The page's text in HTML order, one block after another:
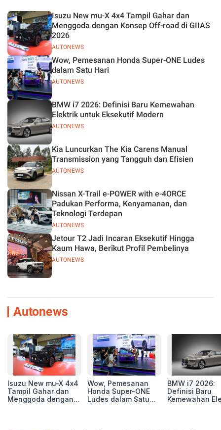
Silverstone!
AUTONEWS
Isuzu New mu-X 4x4 Tampil Gahar dan
Menggoda dengan Konsep Off-road di GIIAS
2026
AUTONEWS
Wow, Pemesanan Honda Super-ONE Ludes
dalam Satu Hari
AUTONEWS
BMW i7 2026: Definisi Baru Kemewahan
Elektrik untuk Eksekutif Modern
AUTONEWS
Kia Luncurkan The Kia Carens Manual
Transmission yang Tangguh dan Efisien
AUTONEWS
Nissan X-Trail e-POWER with e-4ORCE
Padukan Performa, Kenyamanan, dan
Teknologi Terdepan
AUTONEWS
Jetour T2 Jadi Incaran Eksekutif Hingga
Kaum Hawa, Berikut Profil Pembelinya
Autonews
Isuzu New mu-X 4x4
Tampil Gahar dan
Menggoda dengan
Wow, Pemesanan
Honda Super-ONE
Ludes dalam Satu
BMW i7 2026:
Definisi Baru
Kemewahan